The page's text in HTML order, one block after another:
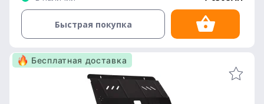
Быстрая покупка
Бесплатная доставка